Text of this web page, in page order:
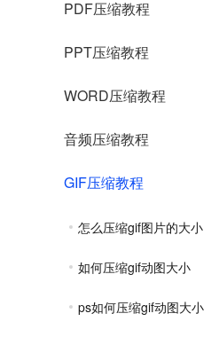
PDF压缩教程
PPT压缩教程
WORD压缩教程
音频压缩教程
GIF压缩教程
怎么压缩gif图片的大小
如何压缩gif动图大小
ps如何压缩gif动图大小